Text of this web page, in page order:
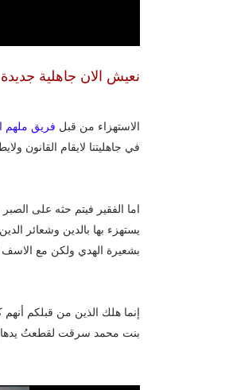
نعيش الان جاهلية
الاستهزاء من قبل فريق ملهم
في جاهليتنا لايقام القانون
اما الفقير فيتم حثه على
يستهزء بها بالدين وشعائر
بشعيرة الهدي ولكن مع الاسف
إنما هلك الذين من قبلكم
بنت محمد سرقت لقطعتُ